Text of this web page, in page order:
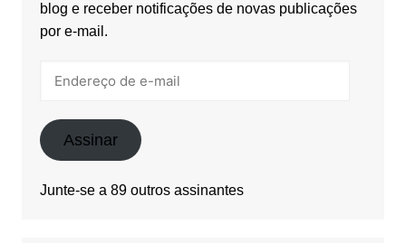
blog e receber notificações de novas publicações
por e-mail.
mail Assinar
Junte-se a 89 outros assinantes